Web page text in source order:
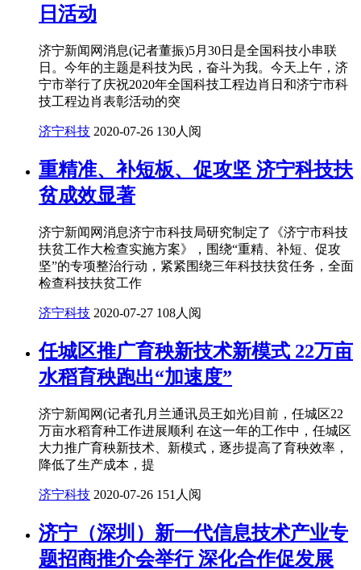
日活动
济宁新闻网消息(记者董振)5月30日是全国科技小串联
日。今年的主题是科技为民，奋斗为我。今天上午，济
宁市举行了庆祝2020年全国科技工程边肖日和济宁市科
技工程边肖表彰活动的突
济宁科技 2020-07-26 130人阅
重精准、补短板、促攻坚 济宁科技扶
贫成效显著
济宁新闻网消息济宁市科技局研究制定了《济宁市科技
扶贫工作大检查实施方案》，围绕“重精、补短、促攻
坚”的专项整治行动，紧紧围绕三年科技扶贫任务，全面
检查科技扶贫工作
济宁科技 2020-07-27 108人阅
任城区推广育秧新技术新模式 22万亩
水稻育秧跑出“加速度”
济宁新闻网(记者孔月兰通讯员王如光)目前，任城区22
万亩水稻育种工作进展顺利 在这一年的工作中，任城区
大力推广育秧新技术、新模式，逐步提高了育秧效率，
降低了生产成本，提
济宁科技 2020-07-26 151人阅
济宁（深圳）新一代信息技术产业专
题招商推介会举行 深化合作促发展